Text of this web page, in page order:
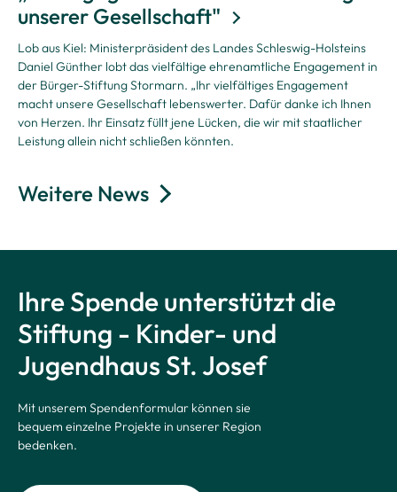
unserer Gesellschaft"
Lob aus Kiel: Ministerpräsident des Landes Schleswig-Holsteins
Daniel Günther lobt das vielfältige ehrenamtliche Engagement in
der Bürger-Stiftung Stormarn. „Ihr vielfältiges Engagement
macht unsere Gesellschaft lebenswerter. Dafür danke ich Ihnen
von Herzen. Ihr Einsatz füllt jene Lücken, die wir mit staatlicher
Leistung allein nicht schließen könnten.
Weitere News
Ihre Spende unterstützt die
Stiftung - Kinder- und
Jugendhaus St. Josef
Mit unserem Spendenformular können sie
bequem einzelne Projekte in unserer Region
bedenken.